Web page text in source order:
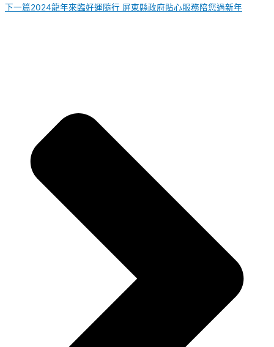
下一篇2024龍年來臨好運隨行 屏東縣政府貼心服務陪您過新年